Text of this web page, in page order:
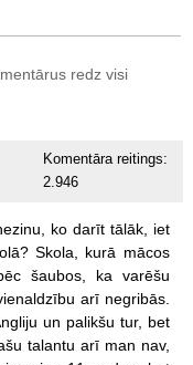
redz visi
Komentāra reitings:
2.946
ko darīt tālāk,
iet
Skola, kurā mācos
šaubos, ka
varēšu
arī negribās.
un palikšu tur, bet
talantu arī man nav,